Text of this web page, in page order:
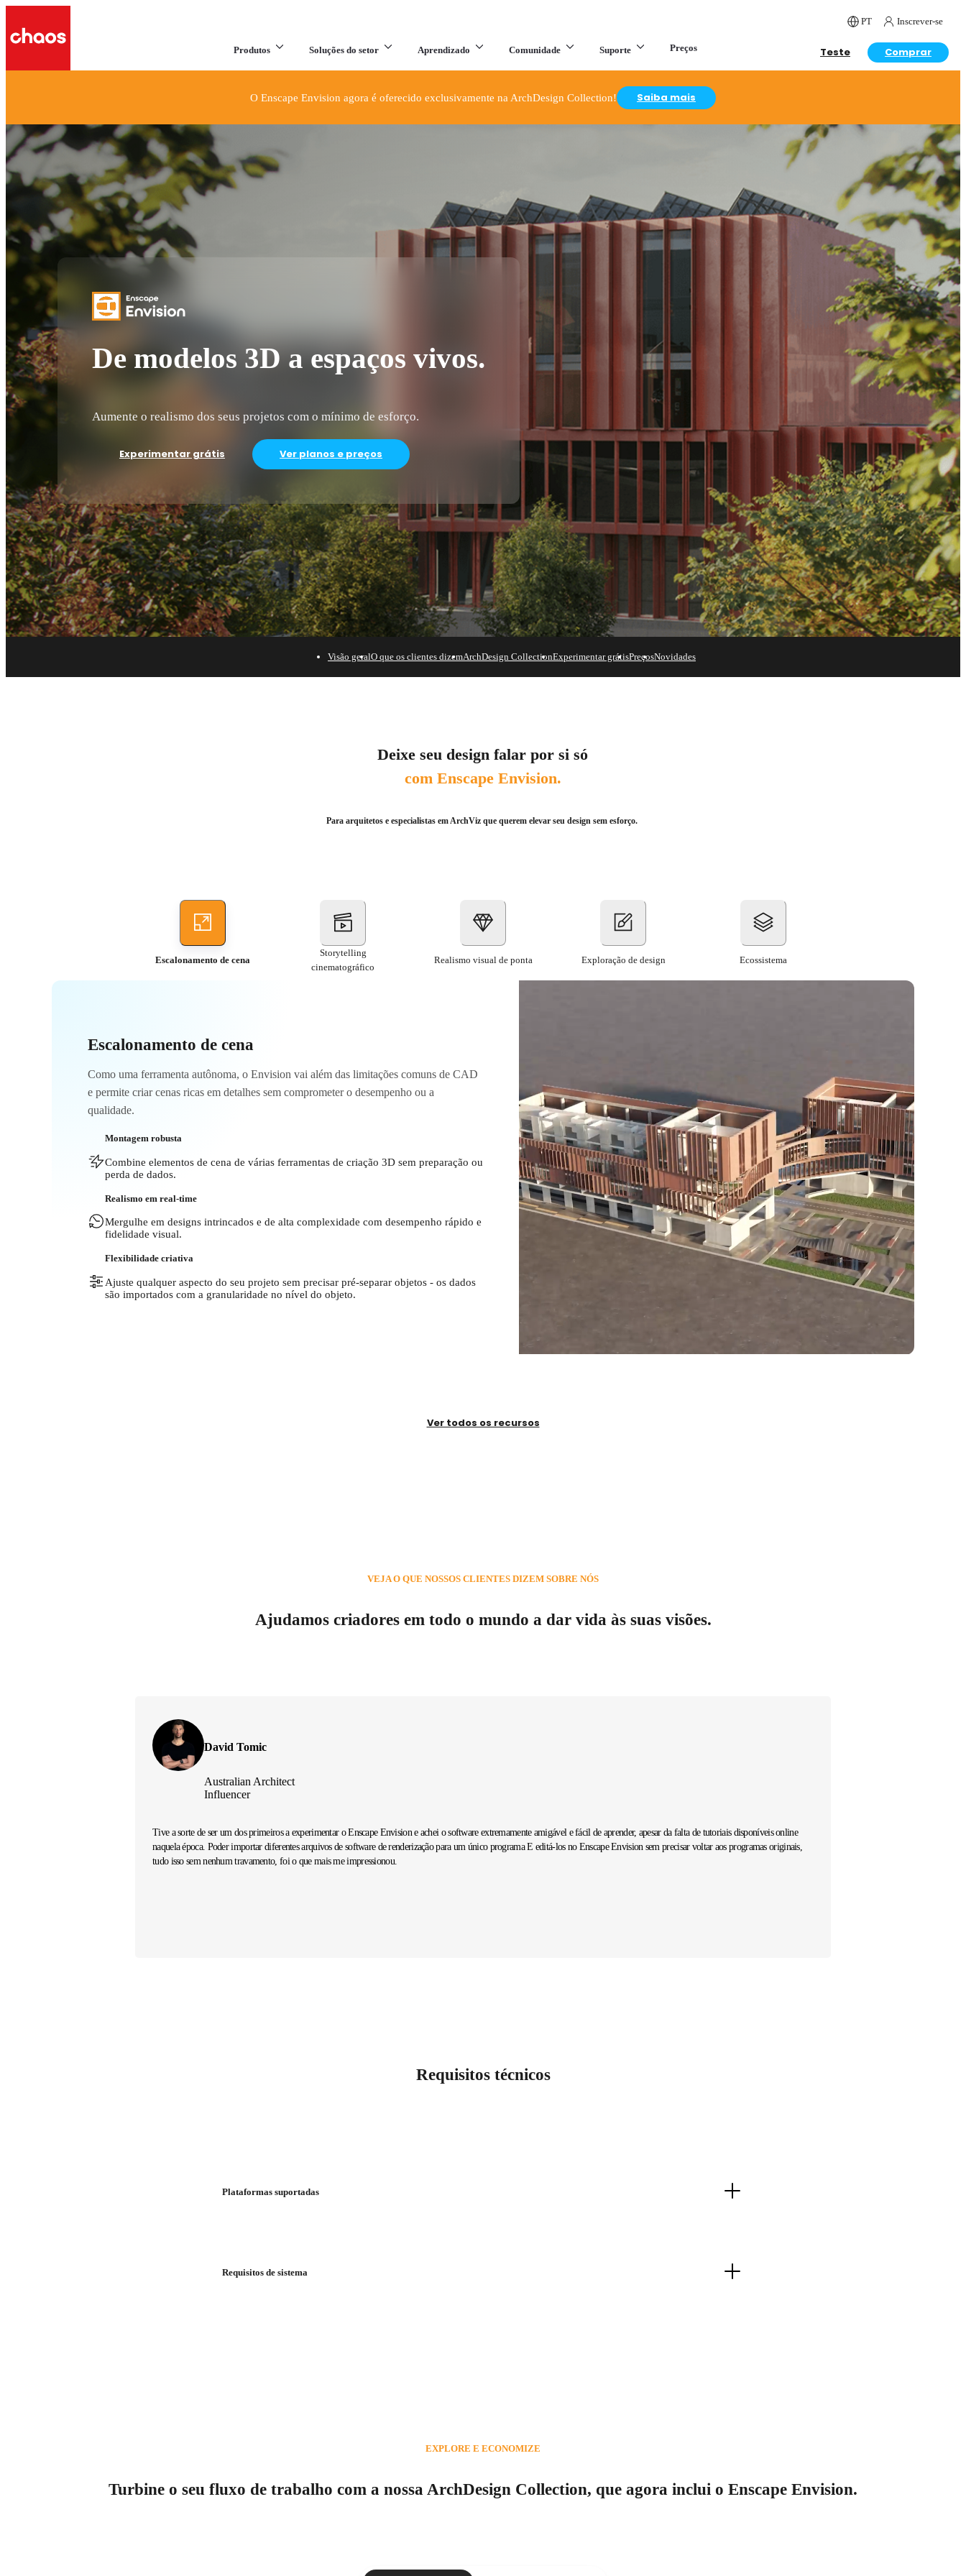
PT Inscrever-se
Produtos Soluções do setor Aprendizado Comunidade Suporte Preços Teste Comprar
O Enscape Envision agora é oferecido exclusivamente na ArchDesign Collection! Saiba mais
De modelos 3D a espaços vivos.
Aumente o realismo dos seus projetos com o mínimo de esforço.
Experimentar grátis Ver planos e preços
Visão geralO que os clientes dizemArchDesign CollectionExperimentar grátisPreçosNovidades
Deixe seu design falar por si só
com Enscape Envision.
Para arquitetos e especialistas em ArchViz que querem elevar seu design sem esforço.
Escalonamento de cena
Storytelling
cinematográfico
Realismo visual de ponta Exploração de design Ecossistema
Escalonamento de cena
Como uma ferramenta autônoma, o Envision vai além das limitações comuns de CAD
e permite criar cenas ricas em detalhes sem comprometer o desempenho ou a
qualidade.
Montagem robusta
Combine elementos de cena de várias ferramentas de criação 3D sem preparação ou
perda de dados.
Realismo em real-time
Mergulhe em designs intrincados e de alta complexidade com desempenho rápido e
fidelidade visual.
Flexibilidade criativa
Ajuste qualquer aspecto do seu projeto sem precisar pré-separar objetos - os dados
são importados com a granularidade no nível do objeto.
Ver todos os recursos
Ajudamos criadores em todo o mundo a dar vida às suas visões.
VEJA O QUE NOSSOS CLIENTES DIZEM SOBRE NÓS
David Tomic
Australian Architect
Influencer
Tive a sorte de ser um dos primeiros a experimentar o Enscape Envision e achei o software extremamente amigável e fácil de aprender, apesar da falta de tutoriais disponíveis online
naquela época. Poder importar diferentes arquivos de software de renderização para um único programa E editá-los no Enscape Envision sem precisar voltar aos programas originais,
tudo isso sem nenhum travamento, foi o que mais me impressionou.
Requisitos técnicos
Plataformas suportadas
Requisitos de sistema
Turbine o seu fluxo de trabalho com a nossa ArchDesign Collection, que agora inclui o Enscape Envision.
EXPLORE E ECONOMIZE